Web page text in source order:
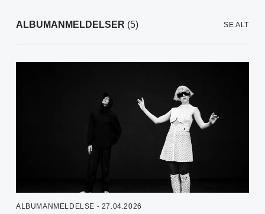
ALBUMANMELDELSER (5) SE ALT
ALBUMANMELDELSE - 27.04.2026